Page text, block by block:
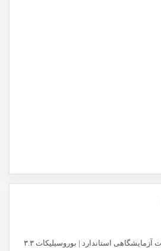
خرید شیشه‌آلات آزمایشگاهی استاندارد | بوروسیلیکات ۳.۳